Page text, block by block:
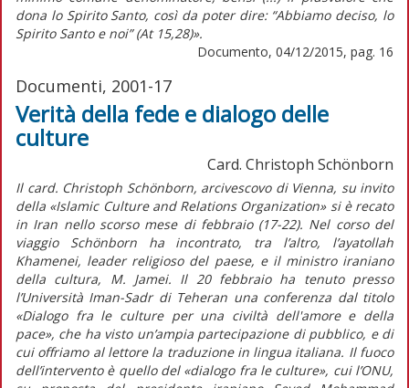
dona lo Spirito Santo, così da poter dire: “Abbiamo deciso, lo
Spirito Santo e noi” (At 15,28)».
Documento, 04/12/2015, pag. 16
Documenti, 2001-17
Verità della fede e dialogo delle
culture
Card. Christoph Schönborn
Il card. Christoph Schönborn, arcivescovo di Vienna, su invito
della «Islamic Culture and Relations Organization» si è recato
in Iran nello scorso mese di febbraio (17-22). Nel corso del
viaggio Schönborn ha incontrato, tra l’altro, l’ayatollah
Khamenei, leader religioso del paese, e il ministro iraniano
della cultura, M. Jamei. Il 20 febbraio ha tenuto presso
l’Università Iman-Sadr di Teheran una conferenza dal titolo
«Dialogo fra le culture per una civiltà dell'amore e della
pace», che ha visto un’ampia partecipazione di pubblico, e di
cui offriamo al lettore la traduzione in lingua italiana. Il fuoco
dell’intervento è quello del «dialogo fra le culture», cui l’ONU,